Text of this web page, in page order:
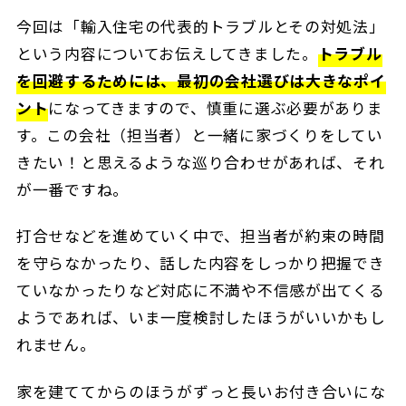
今回は「輸入住宅の代表的トラブルとその対処法」
という内容についてお伝えしてきました。 トラブル
を回避するためには、最初の会社選びは大きなポイ
ントになってきますので、慎重に選ぶ必要がありま
す。この会社（担当者）と一緒に家づくりをしてい
きたい！と思えるような巡り合わせがあれば、それ
が一番ですね。
打合せなどを進めていく中で、担当者が約束の時間
を守らなかったり、話した内容をしっかり把握でき
ていなかったりなど対応に不満や不信感が出てくる
ようであれば、いま一度検討したほうがいいかもし
れません。
家を建ててからのほうがずっと長いお付き合いにな